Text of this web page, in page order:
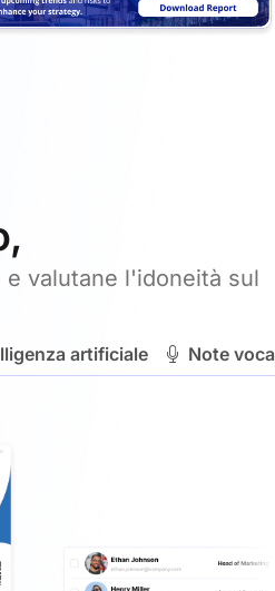
valutane l'idoneità sul
artificiale Note vocali